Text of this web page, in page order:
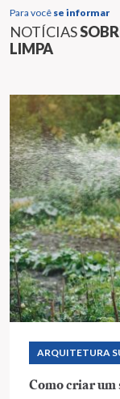
Para você se informar
NOTÍCIAS
LIMPA
ARQUITETURA
Como criar um